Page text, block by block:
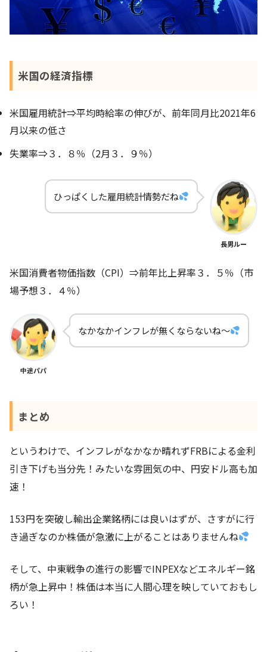
米国の経済指標
米国雇用統計⇒平均時給率の伸びが、前年同月比2021年6
月以来の低さ
失業率⇒３．８％（2月３．９％）
ひっぱくした雇用統計情勢だね
長男ルー
米国消費者物価指数（CPI）⇒前年比上昇率３．５％（市
場予想３．４％）
中途パパ
なかなかインフレが無くならないね～
まとめ
というわけで、インフレがなかなか晴れずFRBによる金利
引き下げも当分先！みたいな雰囲気の中、円安ドル高も加
速！
153円を突破し輸出企業銘柄には良いはずが、さすがに行
き過ぎなのか株価が急激に上がることはありませんね
そして、中東戦争の進行の影響でINPEXなどエネルギー銘
柄が急上昇中！株価は本当に人間心理を映していておもし
ろい！